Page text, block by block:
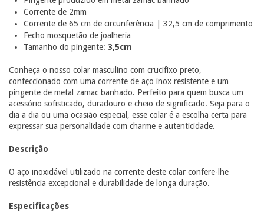
Corrente de 2mm
Corrente de 65 cm de circunferência | 32,5 cm de comprimento
Fecho mosquetão de joalheria
Tamanho do pingente: 3,5cm
Conheça o nosso colar masculino com crucifixo preto,
confeccionado com uma corrente de aço inox resistente e um
pingente de metal zamac banhado. Perfeito para quem busca um
acessório sofisticado, duradouro e cheio de significado. Seja para o
dia a dia ou uma ocasião especial, esse colar é a escolha certa para
expressar sua personalidade com charme e autenticidade.
Descrição
O aço inoxidável utilizado na corrente deste colar confere-lhe
resistência excepcional e durabilidade de longa duração.
Especificações